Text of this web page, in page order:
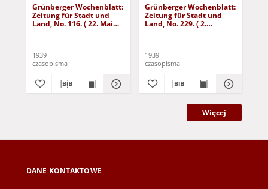
Grünberger Wochenblatt:
Zeitung für Stadt und
Land, No. 116. ( 22. Mai
1939
czasopisma
Grünberger Wochenblatt:
Zeitung für Stadt und
Land, No. 229. ( 2.
1939
czasopisma
Więcej
DANE KONTAKTOWE